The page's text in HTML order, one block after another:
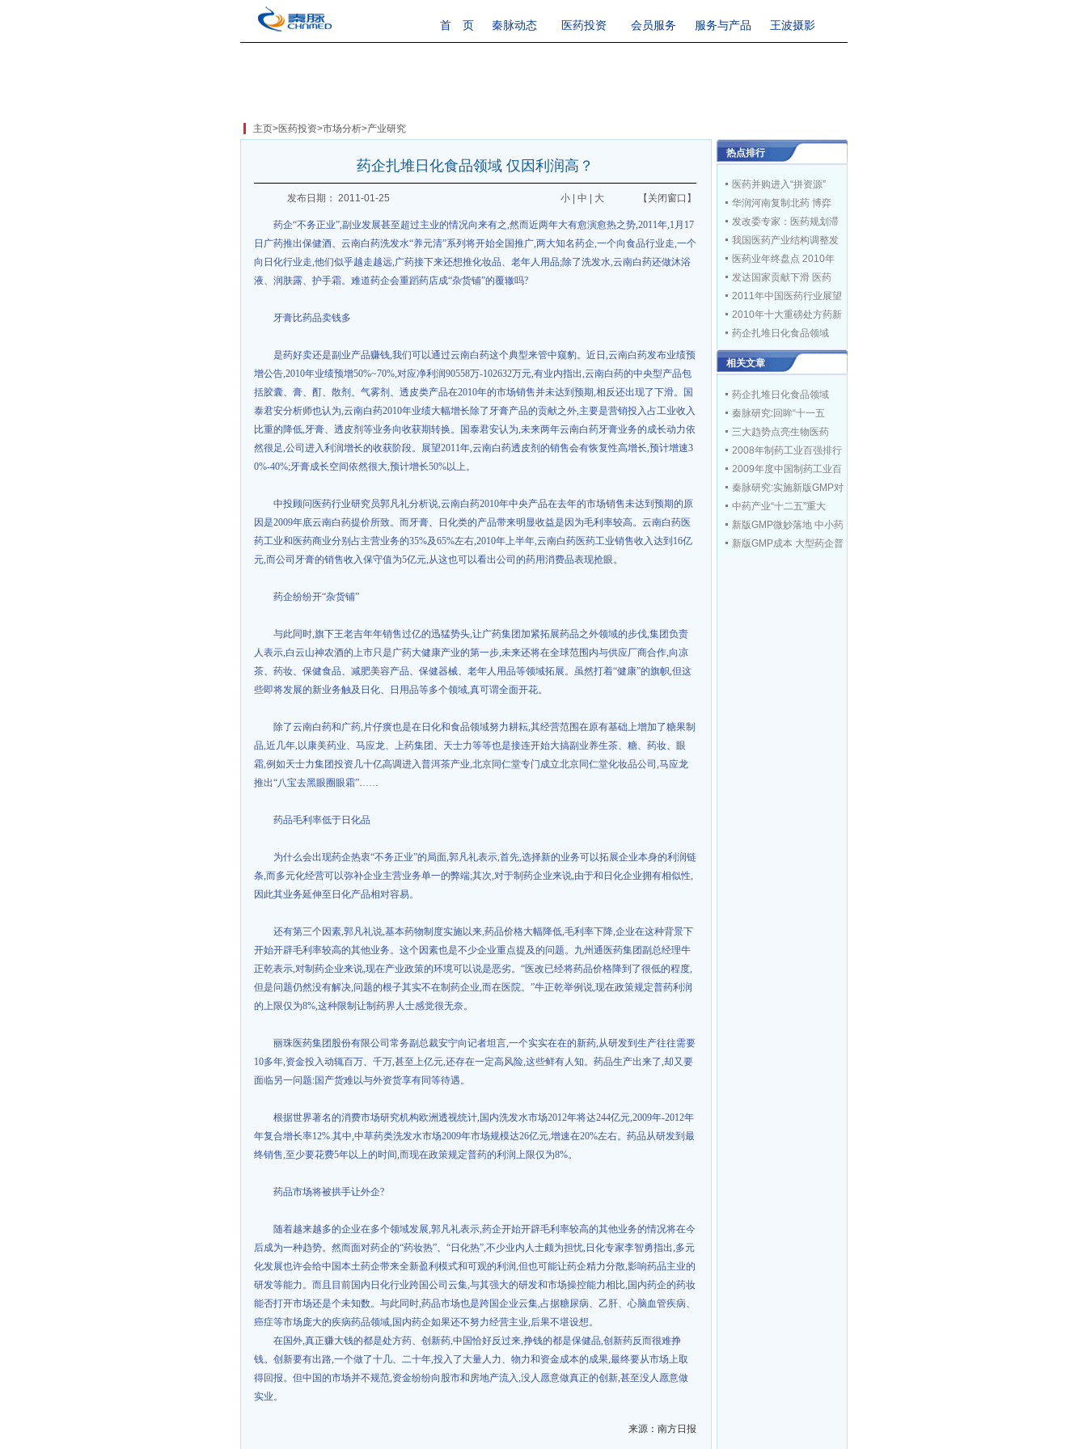
首 页 秦脉动态 医药投资 会员服务 服务与产品 王波摄影
主页>医药投资>市场分析>产业研究
药企扎堆日化食品领域 仅因利润高？
发布日期： 2011-01-25 小 中 大 【关闭窗口】
药企“不务正业”,副业发展甚至超过主业的情况向来有之,然而近两年大有愈演愈热之势,2011年,1 月 17
日广药推出保健酒、云南白药洗发水“养元清”系列将开始全国推广,两大知名药企,一个向食品行业走,一个
向日化行业走,他们似乎越走越远,广药接下来还想推化妆品、老年人用品;除了洗发水,云南白药还做沐浴
液、润肤露、护手霜。难道药企会重蹈药店成“杂货铺”的覆辙吗?
牙膏比药品卖钱多
是药好卖还是副业产品赚钱,我们可以通过云南白药这个典型来管中窥豹。近日 ,云南白药发布业绩预
增公告,2010年业绩预增50%~70%,对应净利润90558万-102632万元,有业内指出,云南白药的中央型产品包
括胶囊、膏、酊、散剂、气雾剂、透皮类产品在2010年的市场销售并未达到预期,相反还出现了下滑。国
泰君安分析师也认为,云南白药2010年业绩大幅增长除了牙膏产品的贡献之外,主要是营销投入占工业收入
比重的降低,牙膏、透皮剂等业务向收获期转换。国泰君安认为,未来两年云南白药牙膏业务的成长动力依
然很足,公司进入利润增长的收获阶段。展望2011年,云南白药透皮剂的销售会有恢复性高增长,预计增速3
0%-40%;牙膏成长空间依然很大,预计增长50%以上。
中投顾问医药行业研究员郭凡礼分析说,云南白药2010年中央产品在去年的市场销售未达到预期的原
因是2009年底云南白药提价所致。而牙膏、日化类的产品带来明显收益是因为毛利率较高。云南白药医
药工业和医药商业分别占主营业务的35%及65%左右,2010年上半年,云南白药医药工业销售收入达到 16亿
元,而公司牙膏的销售收入保守值为5亿元,从这也可以看出公司的药用消费品表现抢眼。
药企纷纷开“杂货铺”
与此同时,旗下王老吉年年销售过亿的迅猛势头,让广药集团加紧拓展药品之外领域的步伐,集团负责
人表示,白云山神农酒的上市只是广药大健康产业的第一步,未来还将在全球范围内与供应厂商合作,向凉
茶、药妆、保健食品、减肥美容产品、保健器械、老年人用品等领域拓展。虽然打着“健康”的旗帜,但这
些即将发展的新业务触及日化、日用品等多个领域,真可谓全面开花。
除了云南白药和广药, 片仔癀也是在日化和食品领域努力耕耘,其经营范围在原有基础上增加了糖果制
品,近几年, 以康美药业、马应龙、上药集团、天士力等等也是接连开始大搞副业养生茶、糖、药妆、眼
霜,例如天士力集团投资几十亿高调进入普洱茶产业,北京同仁堂专门成立北京同仁堂化妆品公司 ,马应龙
推出“八宝去黑眼圈眼霜”……
药品毛利率低于日化品
为什么会出现药企热衷“不务正业”的局面,郭凡礼表示,首先,选择新的业务可以拓展企业本身的利润链
条,而多元化经营可以弥补企业主营业务单一的弊端;其次,对于制药企业来说,由于和日化企业拥有相似性,
因此其业务延伸至日化产品相对容易。
还有第三个因素,郭凡礼说,基本药物制度实施以来,药品价格大幅降低,毛利率下降,企业在这种背景下
开始开辟毛利率较高的其他业务。这个因素也是不少企业重点提及的问题。九州通医药集团副总经理牛
正乾表示,对制药企业来说,现在产业政策的环境可以说是恶劣。“医改已经将药品价格降到了很低的程度,
但是问题仍然没有解决,问题的根子其实不在制药企业,而在医院。”牛正乾举例说,现在政策规定普药利润
的上限仅为8%,这种限制让制药界人士感觉很无奈。
丽珠医药集团股份有限公司常务副总裁安宁向记者坦言,一个实实在在的新药,从研发到生产往往需要
10多年,资金投入动辄百万、千万,甚至上亿元,还存在一定高风险,这些鲜有人知。药品生产出来了,却又要
面临另一问题:国产货难以与外资货享有同等待遇。
根据世界著名的消费市场研究机构欧洲透视统计, 国内洗发水市场2012年将达244亿元,2009年-2012年
年复合增长率12%.其中,中草药类洗发水市场2009年市场规模达26亿元,增速在20%左右。药品从研发到最
终销售,至少要花费5年以上的时间,而现在政策规定普药的利润上限仅为8%。
药品市场将被拱手让外企?
随着越来越多的企业在多个领域发展,郭凡礼表示,药企开始开辟毛利率较高的其他业务的情况将在今
后成为一种趋势。然而面对药企的“药妆热”、“日化热”,不少业内人士颇为担忧, 日化专家李智勇指出,多元
化发展也许会给中国本土药企带来全新盈利模式和可观的利润,但也可能让药企精力分散,影响药品主业的
研发等能力。而且目前国内日化行业跨国公司云集,与其强大的研发和市场操控能力相比, 国内药企的药妆
能否打开市场还是个未知数。与此同时,药品市场也是跨国企业云集,占据糖尿病、乙肝、心脑血管疾病、
癌症等市场庞大的疾病药品领域, 国内药企如果还不努力经营主业,后果不堪设想。
在国外,真正赚大钱的都是处方药、创新药,中国恰好反过来,挣钱的都是保健品,创新药反而很难挣
钱。创新要有出路,一个做了十几、二十年,投入了大量人力、物力和资金成本的成果,最终要从市场上取
得回报。但中国的市场并不规范,资金纷纷向股市和房地产流入,没人愿意做真正的创新,甚至没人愿意做
实业。
来源：南方日报
热点排行
医药并购进入“拼资源”
华润河南复制北药 博弈
发改委专家：医药规划滞
我国医药产业结构调整发
医药业年终盘点 2010年
发达国家贡献下滑 医药
2011年中国医药行业展望
2010年十大重磅处方药新
药企扎堆日化食品领域
投资界：仿制药仍有大机
相关文章
药企扎堆日化食品领域
秦脉研究:回眸“十一五
三大趋势点亮生物医药
2008年制药工业百强排行
2009年度中国制药工业百
秦脉研究:实施新版GMP对
中药产业“十二五”重大
新版GMP微妙落地 中小药
新版GMP成本 大型药企普